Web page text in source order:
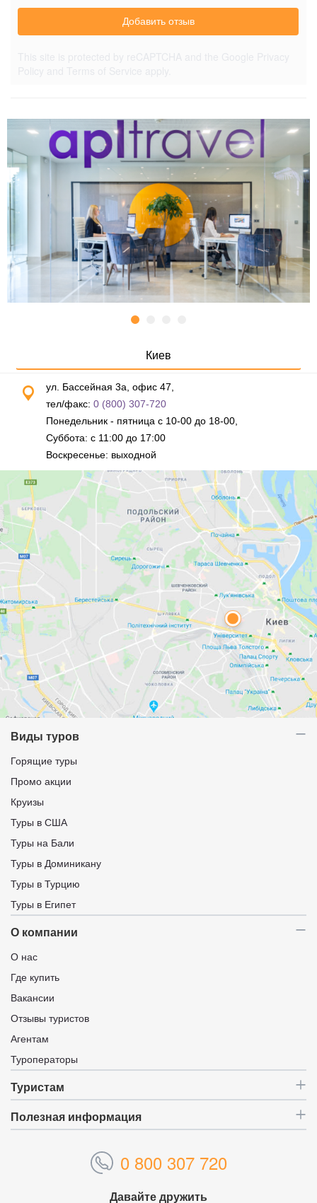
Добавить отзыв
Киев
ул. Бассейная 3а, офис 47,
тел/факс: 0 (800) 307-720
Понедельник - пятница с 10-00 до 18-00,
Суббота: с 11:00 до 17:00
Воскресенье: выходной
Виды туров
Горящие туры
Промо акции
Круизы
Туры в США
Туры на Бали
Туры в Доминикану
Туры в Турцию
Туры в Египет
О компании
О нас
Где купить
Вакансии
Отзывы туристов
Агентам
Туроператоры
Туристам
Полезная информация
0 800 307 720
Давайте дружить